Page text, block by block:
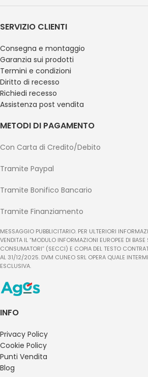
SERVIZIO CLIENTI
Consegna e montaggio
Garanzia sui prodotti
Termini e condizioni
Diritto di recesso
Richiedi recesso
Assistenza post vendita
METODI DI PAGAMENTO
Con Carta di Credito/Debito
Tramite Paypal
Tramite Bonifico Bancario
Tramite Finanziamento
MESSAGGIO PUBBLICITARIO. PER ULTERIORI
VENDITA IL “MODULO INFORMAZIONI EUROPEE DI BASE
CONSUMATORI” (SECCI) E COPIA DEL TESTO
AL 31/12/2025. DVM CUNEO SRL OPERA QUALE
ESCLUSIVA.
INFO
Privacy Policy
Cookie Policy
Punti Vendita
Blog